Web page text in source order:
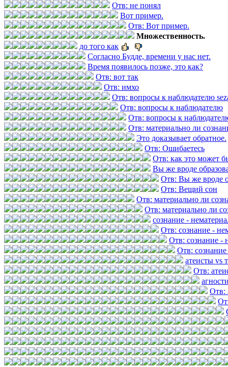
Отв: не понял
Вот пример.
Отв: Вот пример.
Множественность.
до того как
Согласно Будде, времени у нас нет.
Время появилось позже, это как?
Отв: вот так
Отв: имхо
Отв: вопросы к наблюдателю
Отв: вопросы к наблюдателю
Отв: вопросы к
Отв: материально ли
Это доказывает обратное.
Отв: Ошибаетесь
Отв: как это может
Вы же вроде
Отв: Вы же вроде
Отв: Вещий сон
Отв: материально ли
Отв: материально ли
сознание -
Отв: сознание -
Отв: сознание -
Отв:
атеисты vs
Отв:
Отв: